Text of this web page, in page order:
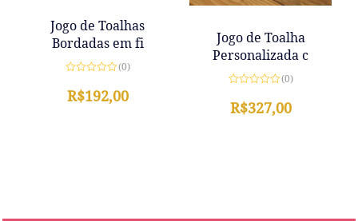
Jogo de Toalhas
Bordadas em fi
0
de
(0)
R$192,00
Jogo de Toalha
Personalizada c
0
de
(0)
R$327,00